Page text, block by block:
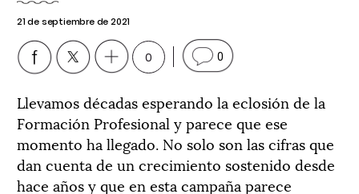
21 de septiembre de 2021
0 0
Llevamos décadas esperando la eclosión de la
Formación Profesional y parece que ese
momento ha llegado. No solo son las cifras que
dan cuenta de un crecimiento sostenido desde
hace años y que en esta campaña parece